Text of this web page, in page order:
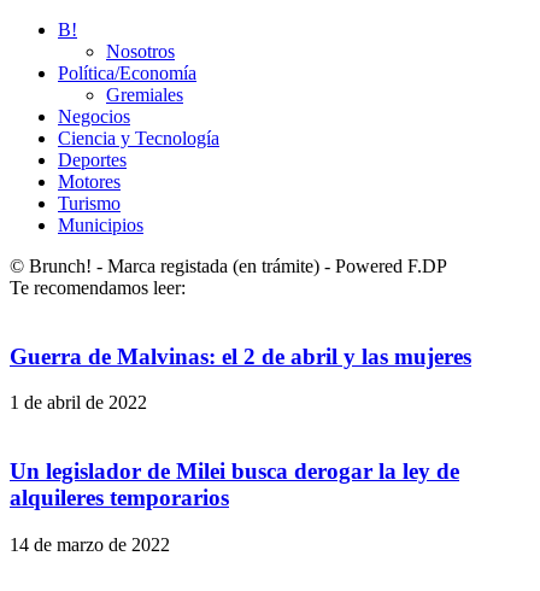
B!
Nosotros
Política/Economía
Gremiales
Negocios
Ciencia y Tecnología
Deportes
Motores
Turismo
Municipios
© Brunch! - Marca registada (en trámite) - Powered F.DP
Te recomendamos leer:
Guerra de Malvinas: el 2 de abril y las mujeres
1 de abril de 2022
Un legislador de Milei busca derogar la ley de
alquileres temporarios
14 de marzo de 2022